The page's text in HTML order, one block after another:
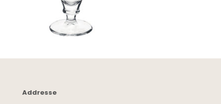
Addresse